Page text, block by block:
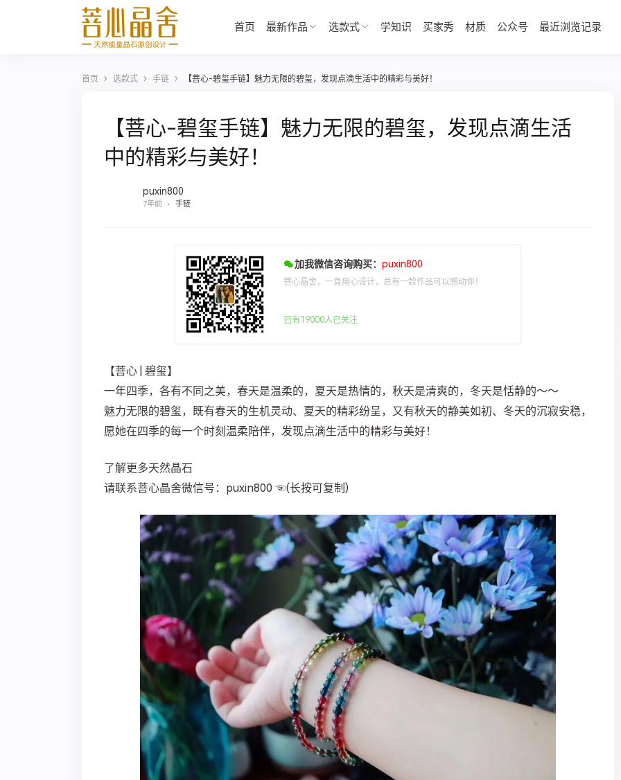
首页 最新作品 选款式 学知识 买家秀 材质 公众号 最近浏览记录
首页 › 选款式 › 手链 › 【菩心-碧玺手链】魅力无限的碧玺，发现点滴生活中的精彩与美好！
【菩心-碧玺手链】魅力无限的碧玺，发现点滴生活
中的精彩与美好！
puxin800
7年前 手链
加我微信咨询购买： puxin800
菩心晶舍，一直用心设计，总有一款作品可以感动你！
已有19000人已关注
【菩心 | 碧玺】
一年四季，各有不同之美，春天是温柔的，夏天是热情的，秋天是清爽的，冬天是恬静的～～
魅力无限的碧玺，既有春天的生机灵动、夏天的精彩纷呈，又有秋天的静美如初、冬天的沉寂安稳，
愿她在四季的每一个时刻温柔陪伴，发现点滴生活中的精彩与美好！
了解更多天然晶石
请联系菩心晶舍微信号：puxin800 ☜(长按可复制)